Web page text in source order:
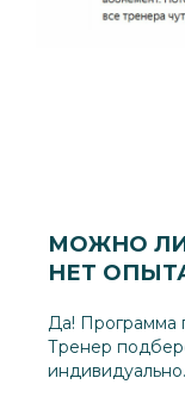
МОЖНО ЛИ
НЕТ
Да! Программа
Тренер
индивидуально.